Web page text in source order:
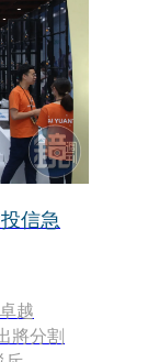
信急
越
將分割